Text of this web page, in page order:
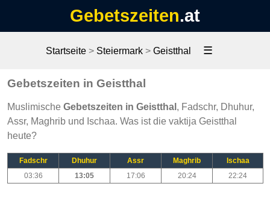
Gebetszeiten.at
Startseite> Steiermark> Geistthal ☰
Gebetszeiten in Geistthal
Muslimische Gebetszeiten in Geistthal , Fadschr, Dhuhur,
Assr, Maghrib und Ischaa. Was ist die vaktija Geistthal
heute?
Fadschr Dhuhur Assr Maghrib
Ischaa
03:36
13:05 17:06 20:24 22:24